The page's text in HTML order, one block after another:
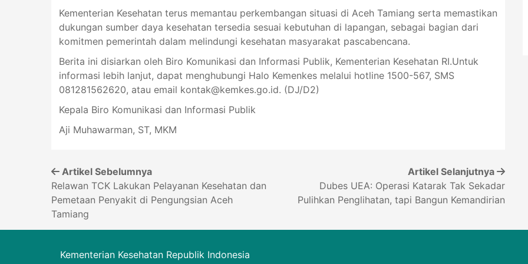
Kementerian Kesehatan terus memantau perkembangan situasi di Aceh Tamiang serta memastikan
dukungan sumber daya kesehatan tersedia sesuai kebutuhan di lapangan, sebagai bagian dari
komitmen pemerintah dalam melindungi kesehatan masyarakat pascabencana.
Berita ini disiarkan oleh Biro Komunikasi dan Informasi Publik, Kementerian Kesehatan RI.Untuk
informasi lebih lanjut, dapat menghubungi Halo Kemenkes melalui hotline 1500-567, SMS
081281562620, atau email kontak@kemkes.go.id. (DJ/D2)
Kepala Biro Komunikasi dan Informasi Publik
Aji Muhawarman, ST, MKM
Artikel Sebelumnya
Relawan TCK Lakukan Pelayanan Kesehatan dan
Pemetaan Penyakit di Pengungsian Aceh
Tamiang
Artikel Selanjutnya
Dubes UEA: Operasi Katarak Tak Sekadar
Pulihkan Penglihatan, tapi Bangun Kemandirian
Kementerian Kesehatan Republik Indonesia